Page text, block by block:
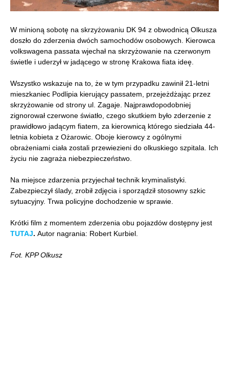
W minioną sobotę na skrzyżowaniu DK 94 z obwodnicą Olkusza
doszło do zderzenia dwóch samochodów osobowych. Kierowca
volkswagena passata wjechał na skrzyżowanie na czerwonym
świetle i uderzył w jadącego w stronę Krakowa fiata ideę.
Wszystko wskazuje na to, że w tym przypadku zawinił 21-letni
mieszkaniec Podlipia kierujący passatem, przejeżdżając przez
skrzyżowanie od strony ul. Zagaje. Najprawdopodobniej
zignorował czerwone światło, czego skutkiem było zderzenie z
prawidłowo jadącym fiatem, za kierownicą którego siedziała 44-
letnia kobieta z Ożarowic. Oboje kierowcy z ogólnymi
obrażeniami ciała zostali przewiezieni do olkuskiego szpitala. Ich
życiu nie zagraża niebezpieczeństwo.
Na miejsce zdarzenia przyjechał technik kryminalistyki.
Zabezpieczył ślady, zrobił zdjęcia i sporządził stosowny szkic
sytuacyjny. Trwa policyjne dochodzenie w sprawie.
Krótki film z momentem zderzenia obu pojazdów dostępny jest
TUTAJ. Autor nagrania: Robert Kurbiel.
Fot. KPP Olkusz